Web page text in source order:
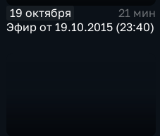
19 октября
21 мин
Эфир от 19.10.2015 (23:40)